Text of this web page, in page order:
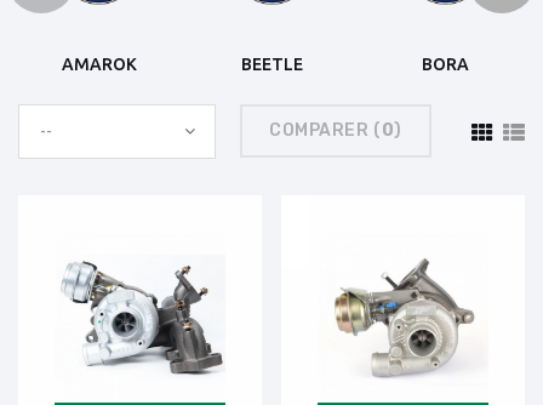
AMAROK BEETLE BORA
-- COMPARER (0)